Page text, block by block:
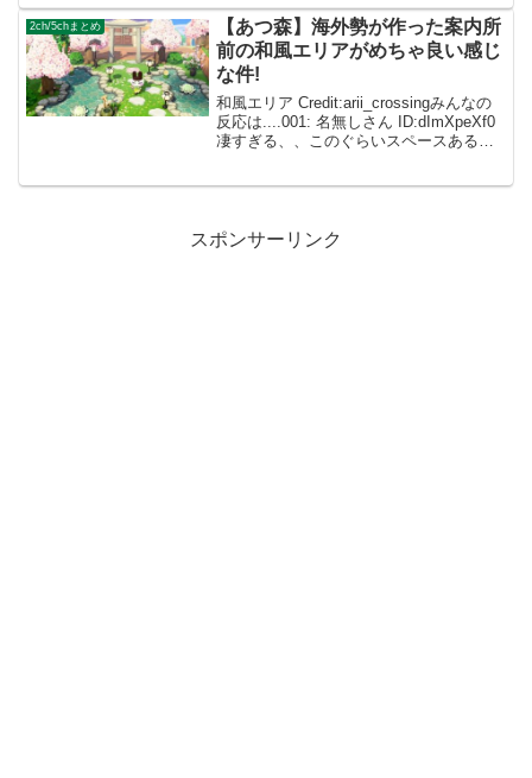
2ch/5chまとめ
【あつ森】海外勢が作った案内所
前の和風エリアがめちゃ良い感じ
な件!
和風エリア Credit:arii_crossingみんなの
反応は....001: 名無しさん ID:dImXpeXf0
凄すぎる、、このぐらいスペースあるか
スポンサーリンク